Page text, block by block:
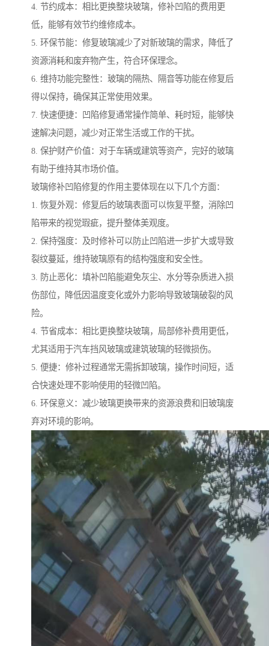
4. 节约成本：相比更换整块玻璃，修补凹陷的费用更
低，能够有效节约维修成本。
5. 环保节能：修复玻璃减少了对新玻璃的需求，降低了
资源消耗和废弃物产生，符合环保理念。
6. 维持功能完整性：玻璃的隔热、隔音等功能在修复后
得以保持，确保其正常使用效果。
7. 快速便捷：凹陷修复通常操作简单、耗时短，能够快
速解决问题，减少对正常生活或工作的干扰。
8. 保护财产价值：对于车辆或建筑等资产，完好的玻璃
有助于维持其市场价值。
玻璃修补凹陷修复的作用主要体现在以下几个方面：
1. 恢复外观：修复后的玻璃表面可以恢复平整，消除凹
陷带来的视觉瑕疵，提升整体美观度。
2. 保持强度：及时修补可以防止凹陷进一步扩大或导致
裂纹蔓延，维持玻璃原有的结构强度和安全性。
3. 防止恶化：填补凹陷能避免灰尘、水分等杂质进入损
伤部位，降低因温度变化或外力影响导致玻璃破裂的风
险。
4. 节省成本：相比更换整块玻璃，局部修补费用更低，
尤其适用于汽车挡风玻璃或建筑玻璃的轻微损伤。
5. 便捷：修补过程通常无需拆卸玻璃，操作时间短，适
合快速处理不影响使用的轻微凹陷。
6. 环保意义：减少玻璃更换带来的资源浪费和旧玻璃废
弃对环境的影响。